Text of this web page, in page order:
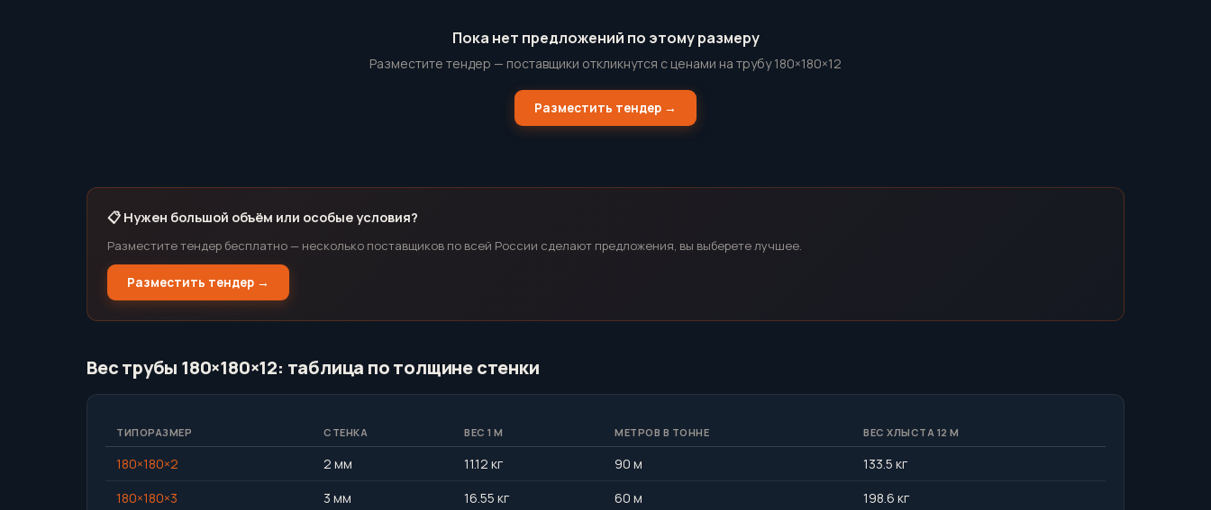
Пока нет предложений по этому размеру
Разместите тендер — поставщики откликнутся с ценами на трубу 180×180×12
Разместить тендер →
📋 Нужен большой объём или особые условия?
Разместите тендер бесплатно — несколько поставщиков по всей России сделают предложения, вы выберете лучшее.
Разместить тендер →
Вес трубы 180×180×12: таблица по толщине стенки
ТИПОРАЗМЕР СТЕНКА ВЕС 1 М МЕТРОВ В ТОННЕ ВЕС ХЛЫСТА 12 М
180×180×2 2 мм 11.12 кг 90 м
133.5 кг
180×180×3
3 мм 16.55 кг 60 м
198.6 кг